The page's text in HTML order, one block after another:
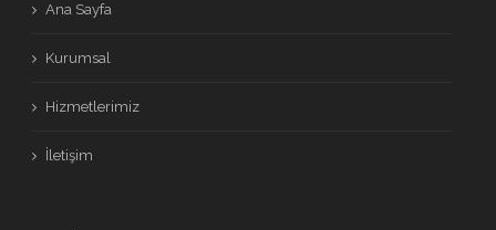
Ana Sayfa
Kurumsal
Hizmetlerimiz
İletişim